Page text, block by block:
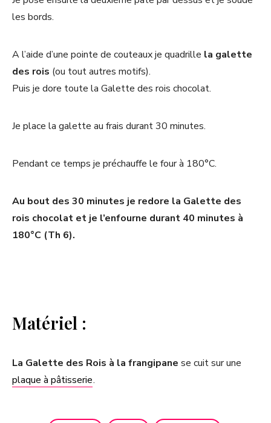
les bords.
A l’aide d’une pointe de couteaux je quadrille la galette
des rois (ou tout autres motifs).
Puis je dore toute la Galette des rois chocolat.
Je place la galette au frais durant 30 minutes.
Pendant ce temps je préchauffe le four à 180°C.
Au bout des 30 minutes je redore la Galette des
rois chocolat et je l’enfourne durant 40 minutes à
180°C (Th 6).
Matériel :
La Galette des Rois à la frangipane se cuit sur une
plaque à pâtisserie.